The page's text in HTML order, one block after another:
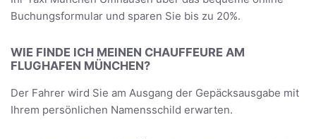
Buchungsformular und sparen Sie bis zu 20%.
WIE FINDE ICH MEINEN CHAUFFEURE AM
FLUGHAFEN MÜNCHEN?
Der Fahrer wird Sie am Ausgang der Gepäcksausgabe mit
Ihrem persönlichen Namensschild erwarten.